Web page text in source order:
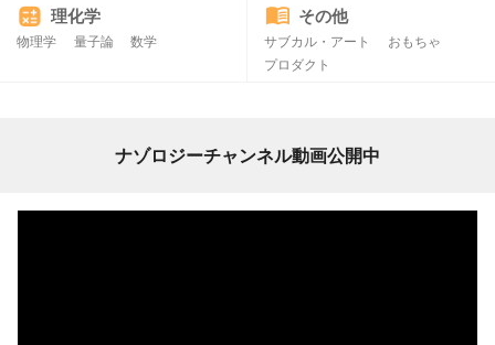
理化学
物理学 量子論 数学
その他
サブカル・アート
おもちゃ
プロダクト
ナゾロジーチャンネル動画公開中